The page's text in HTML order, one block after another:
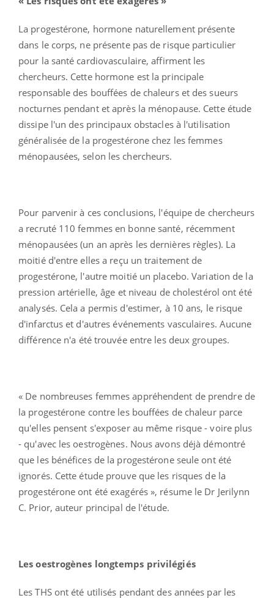
La progestérone, hormone naturellement présente
dans le corps, ne présente pas de risque particulier
pour la santé cardiovasculaire, affirment les
chercheurs. Cette hormone est la principale
responsable des bouffées de chaleurs et des sueurs
nocturnes pendant et après la ménopause. Cette étude
dissipe l'un des principaux obstacles à l'utilisation
généralisée de la progestérone chez les femmes
ménopausées, selon les chercheurs.
Pour parvenir à ces conclusions, l'équipe de chercheurs
a recruté 110 femmes en bonne santé, récemment
ménopausées (un an après les dernières règles). La
moitié d'entre elles a reçu un traitement de
progestérone, l'autre moitié un placebo. Variation de la
pression artérielle, âge et niveau de cholestérol ont été
analysés. Cela a permis d'estimer, à 10 ans, le risque
d'infarctus et d'autres événements vasculaires. Aucune
différence n'a été trouvée entre les deux groupes.
« De nombreuses femmes appréhendent de prendre de
la progestérone contre les bouffées de chaleur parce
qu'elles pensent s'exposer au même risque - voire plus
- qu'avec les oestrogènes. Nous avons déjà démontré
que les bénéfices de la progestérone seule ont été
ignorés. Cette étude prouve que les risques de la
progestérone ont été exagérés », résume le Dr Jerilynn
C. Prior, auteur principal de l'étude.
Les oestrogènes longtemps privilégiés
Les THS ont été utilisés pendant des années par les